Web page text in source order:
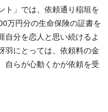
」では、依頼通り稲垣を
万円分の生命保険の証書を
自分を恋人と思い続けるよ
羽にとっては、依頼料の金
自らが心動くかが依頼を受